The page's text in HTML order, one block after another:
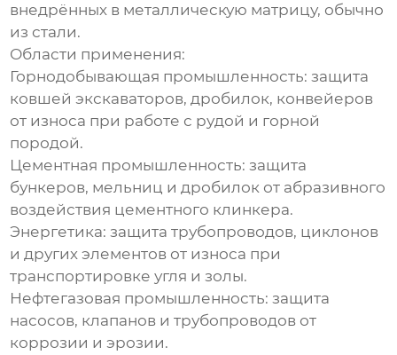
внедрённых в металлическую матрицу, обычно
из стали.
Области применения:
Горнодобывающая промышленность: защита
ковшей экскаваторов, дробилок, конвейеров
от износа при работе с рудой и горной
породой.
Цементная промышленность: защита
бункеров, мельниц и дробилок от абразивного
воздействия цементного клинкера.
Энергетика: защита трубопроводов, циклонов
и других элементов от износа при
транспортировке угля и золы.
Нефтегазовая промышленность: защита
насосов, клапанов и трубопроводов от
коррозии и эрозии.